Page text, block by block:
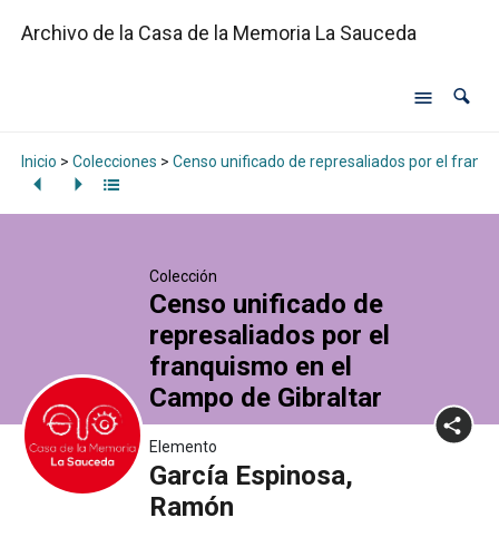
Archivo de la Casa de la Memoria La Sauceda
Inicio > Colecciones > Censo unificado de represaliados por el
Colección
Censo unificado de
represaliados por el
franquismo en el
Campo de Gibraltar
Elemento
García Espinosa,
Ramón